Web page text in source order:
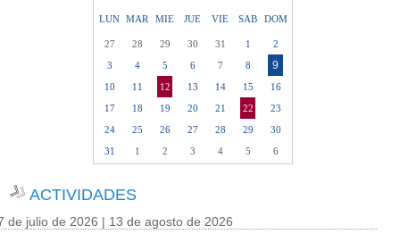
LUN MAR MIE JUE VIE SAB DOM
27 28 29 30 31 1
2
3
4 5 6 7 8 9
10 11 12 13 14 15
16
17
18 19 20 21 22
23
24
25 26 27 28 29
30
31
1 2 3 4 5 6
ACTIVIDADES
de julio de 2026 | 13 de agosto de 2026